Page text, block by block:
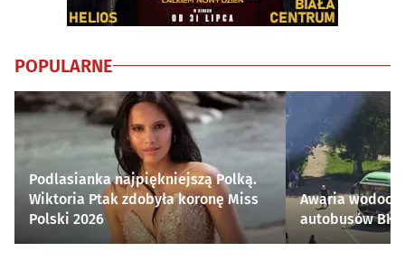
POPULARNE
Podlasianka najpiękniejszą Polką.
Wiktoria Ptak zdobyła koronę Miss
Polski 2026
Awaria
autobusów